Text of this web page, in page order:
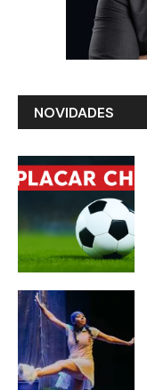
NOVIDADES